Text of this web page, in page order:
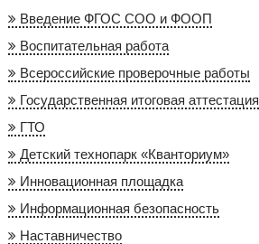
Введение ФГОС СОО и ФООП
Воспитательная работа
Всероссийские проверочные работы
Государственная итоговая аттестация
ГТО
Детский технопарк «Кванториум»
Инновационная площадка
Информационная безопасность
Наставничество